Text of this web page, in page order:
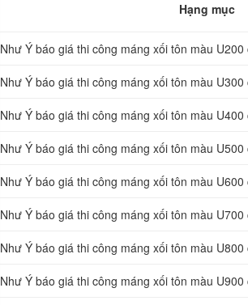
Hạng mục
Như Ý báo giá thi công máng xối tôn màu
Như Ý báo giá thi công máng xối tôn màu
Như Ý báo giá thi công máng xối tôn màu
Như Ý báo giá thi công máng xối tôn màu
Như Ý báo giá thi công máng xối tôn màu
Như Ý báo giá thi công máng xối tôn màu
Như Ý báo giá thi công máng xối tôn màu
Như Ý báo giá thi công máng xối tôn màu